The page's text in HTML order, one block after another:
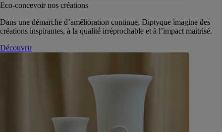
Eco-concevoir nos créations
Dans une démarche d’amélioration continue, Diptyque imagine des
créations inspirantes, à la qualité́ irréprochable et à l’impact maitrisé.
Découvrir